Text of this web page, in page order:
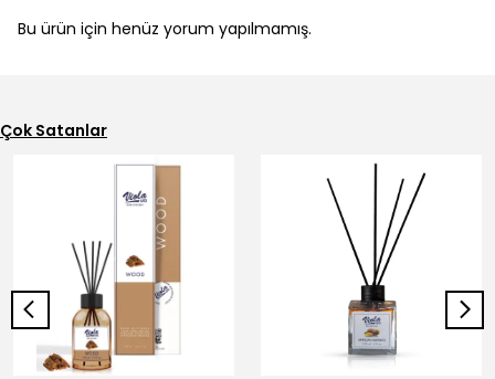
Bu ürün için henüz yorum yapılmamış.
Çok Satanlar